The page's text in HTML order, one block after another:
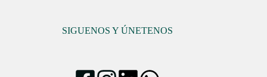
SIGUENOS Y ÚNETENOS